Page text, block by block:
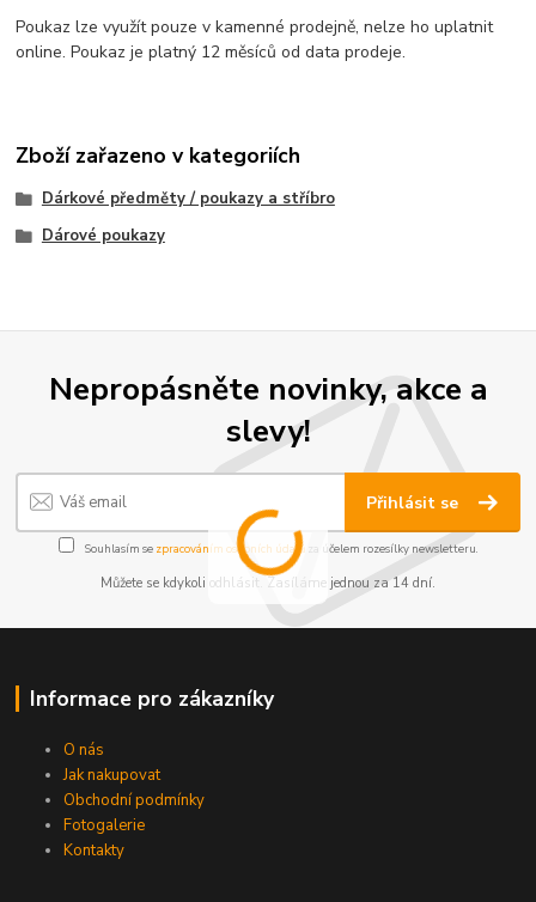
Poukaz lze využít pouze v kamenné prodejně, nelze ho uplatnit
online. Poukaz je platný 12 měsíců od data prodeje.
Zboží zařazeno v kategoriích
Dárkové předměty / poukazy a stříbro
Dárové poukazy
Nepropásněte novinky, akce a
slevy!
Přihlásit se
Souhlasím se zpracováním osobních údajůza účelem rozesílky newsletteru.
Můžete se kdykoli odhlásit. Zasíláme jednou za 14 dní.
Informace pro zákazníky
O nás
Jak nakupovat
Obchodní podmínky
Fotogalerie
Kontakty